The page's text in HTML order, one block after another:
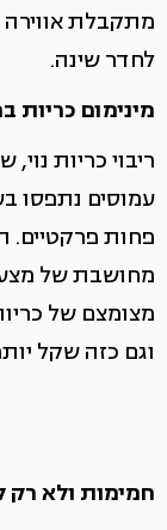
מתקבלת
לחדר שינה.
מינימום כריות
ריבוי כריות
עמוסים נתפסו
פחות פרקטיים.
מחושבת של
מצומצם של
וגם כזה שקל
חמימות ולא רק